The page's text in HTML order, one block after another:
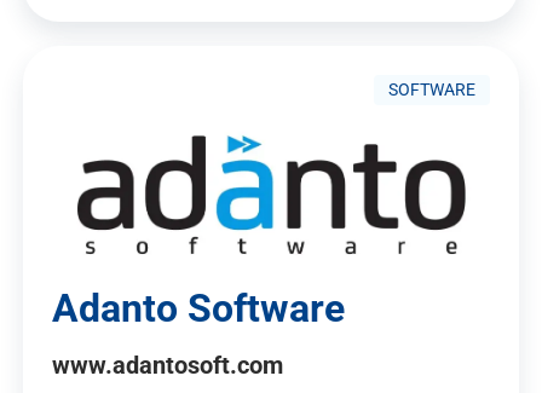
SOFTWARE
Adanto Software
www.adantosoft.com